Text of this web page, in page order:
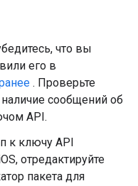
что вы
его в
. Проверьте
сообщений об
API.
к ключу API
отредактируйте
пакета для